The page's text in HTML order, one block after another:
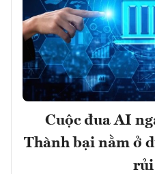
Cuộc đua AI
Thành bại nằm ở
rủi